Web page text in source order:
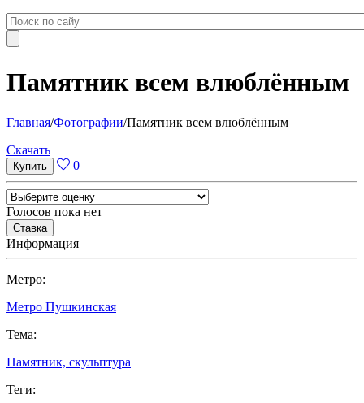
Памятник всем влюблённым
Главная/Фотографии/Памятник всем влюблённым
Cкачать
0
Голосов пока нет
Информация
Метро:
Метро Пушкинская
Тема:
Памятник, скульптура
Теги: